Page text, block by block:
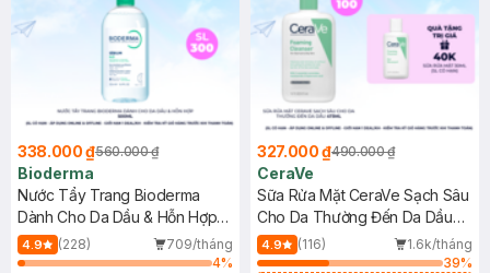
338.000 ₫560.000 ₫
Bioderma
Nước Tẩy Trang Bioderma
Dành Cho Da Dầu & Hỗn Hợp
500ml
4.9 (228)
709/tháng
4%
327.000 ₫490.000 ₫
CeraVe
Sữa Rửa Mặt CeraVe Sạch Sâu
Cho Da Thường Đến Da Dầu
473ml
4.9 (116)
1.6k/tháng
39%